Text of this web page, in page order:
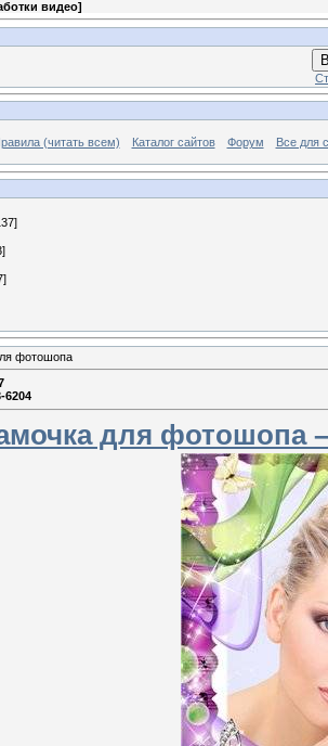
видео]
(читать всем) Каталог сайтов Форум Все для
фотошопа
6204
для фотошопа